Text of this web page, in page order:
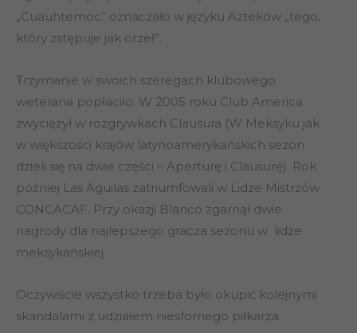
„Cuauhtemoc” oznaczało w języku Azteków „tego,
który zstępuje jak orzeł”.
Trzymanie w swoich szeregach klubowego
weterana popłaciło. W 2005 roku Club America
zwyciężył w rozgrywkach Clausura (W Meksyku jak
w większości krajów latynoamerykańskich sezon
dzieli się na dwie części – Aperturę i Clausurę). Rok
później Las Aguilas zatriumfowali w Lidze Mistrzów
CONCACAF. Przy okazji Blanco zgarnął dwie
nagrody dla najlepszego gracza sezonu w lidze
meksykańskiej.
Oczywiście wszystko trzeba było okupić kolejnymi
skandalami z udziałem niesfornego piłkarza.